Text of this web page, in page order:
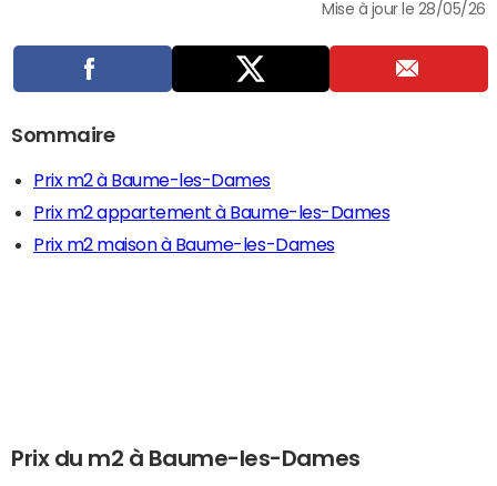
Mise à jour le 28/05/26
Sommaire
Prix m2 à Baume-les-Dames
Prix m2 appartement à Baume-les-Dames
Prix m2 maison à Baume-les-Dames
Prix du m2 à Baume-les-Dames